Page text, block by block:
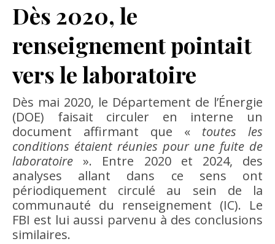
Dès 2020, le
renseignement pointait
vers le laboratoire
Dès mai 2020, le Département de l’Énergie
(DOE) faisait circuler en interne un
document affirmant que « toutes les
conditions étaient réunies pour une fuite de
laboratoire ». Entre 2020 et 2024, des
analyses allant dans ce sens ont
périodiquement circulé au sein de la
communauté du renseignement (IC). Le
FBI est lui aussi parvenu à des conclusions
similaires.